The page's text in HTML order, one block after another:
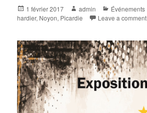
Posted
on
1 février 2017 Author
admin Categories
Événements
hardier, Noyon, Picardie Leave a comment